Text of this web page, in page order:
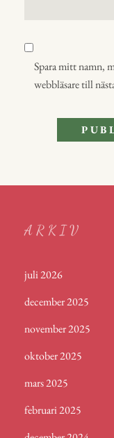
Spara mitt namn,
webbläsare till
ARKIV
juli 2026
december 2025
november 2025
oktober 2025
mars 2025
februari 2025